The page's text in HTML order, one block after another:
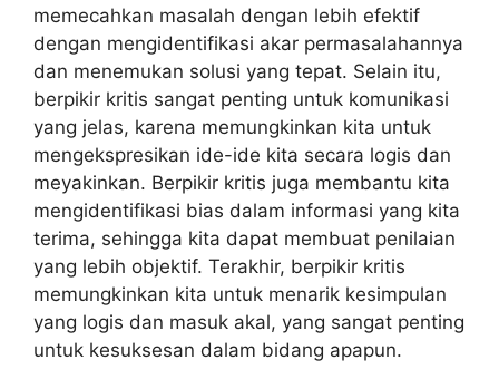
memecahkan masalah dengan lebih efektif
dengan mengidentifikasi akar permasalahannya
dan menemukan solusi yang tepat. Selain itu,
berpikir kritis sangat penting untuk komunikasi
yang jelas, karena memungkinkan kita untuk
mengekspresikan ide-ide kita secara logis dan
meyakinkan. Berpikir kritis juga membantu kita
mengidentifikasi bias dalam informasi yang kita
terima, sehingga kita dapat membuat penilaian
yang lebih objektif. Terakhir, berpikir kritis
memungkinkan kita untuk menarik kesimpulan
yang logis dan masuk akal, yang sangat penting
untuk kesuksesan dalam bidang apapun.